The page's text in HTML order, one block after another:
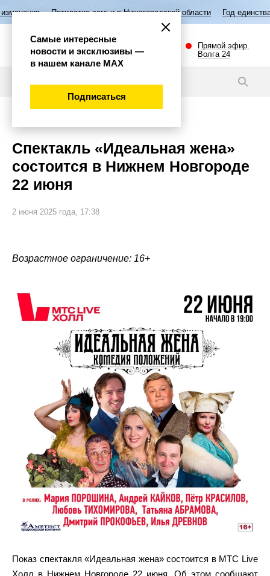
семьи в Нижегородской области Год единства народов России
Прямой эфир.
Волга 24
Спектакль «Идеальная жена»
состоится в Нижнем Новгороде
22 июня
2 июня 2025 года, 17:38
Возрастное ограничение: 16+
Показ спектакля «Идеальная жена» состоится в МТС Live
Холл в Нижнем Новгороде 22 июня. Об этом сообщают
Самые интересные
новости и эксклюзивы —
в нашем канале МАХ
Подписаться